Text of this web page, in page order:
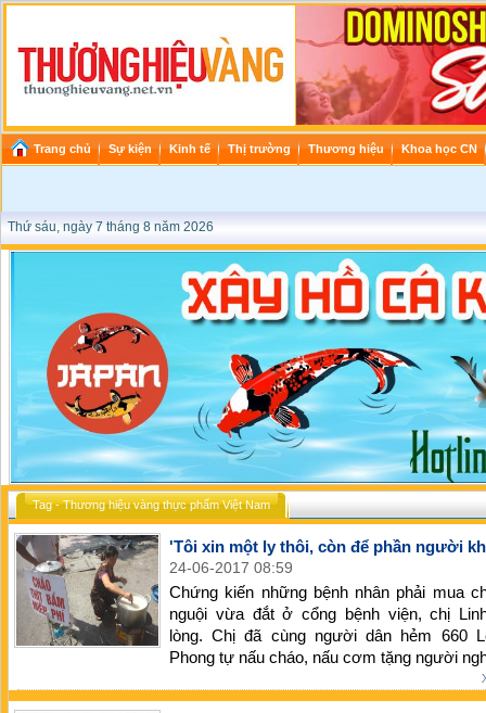
Trang chủ Sự kiện Kinh tế Thị trường Thương hiệu Khoa học CN
Thứ sáu, ngày 7 tháng 8 năm 2026
Tag - Thương hiệu vàng thực phẩm Việt Nam
'Tôi xin một ly thôi, còn để phần người
24-06-2017 08:59
Chứng kiến những bệnh nhân phải mua
nguội vừa đắt ở cổng bệnh viện, chị
lòng. Chị đã cùng người dân hẻm 660
Phong tự nấu cháo, nấu cơm tặng người